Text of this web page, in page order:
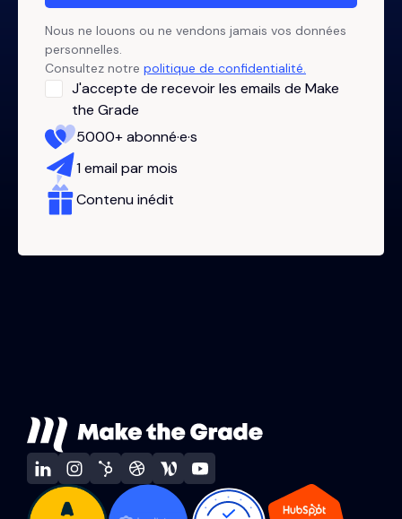
Nous ne louons ou ne vendons jamais vos données
personnelles.
Consultez notre politique de confidentialité.
J'accepte de recevoir les emails de Make
the Grade
5000+ abonné·e·s
1 email par mois
Contenu inédit